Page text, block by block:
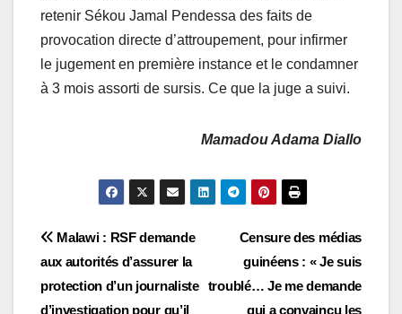
retenir Sékou Jamal Pendessa des faits de
provocation directe d’attroupement, pour infirmer
le jugement en première instance et le condamner
à 3 mois assorti de sursis. Ce que la juge a suivi.
Mamadou Adama Diallo
Navigation
de
Censure des médias
guinéens : « Je suis
troublé… Je me demande
qui a convaincu les
Malawi : RSF demande
aux autorités d’assurer la
protection d’un journaliste
d’investigation pour qu’il